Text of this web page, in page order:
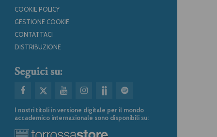
COOKIE POLICY
GESTIONE COOKIE
CONTATTACI
DISTRIBUZIONE
Seguici su:
I nostri titoli in versione digitale per il mondo
accademico internazionale sono disponibili su: